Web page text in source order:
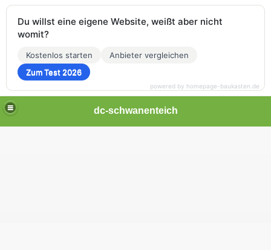
dc-schwanenteich
Du willst eine eigene Website, weißt aber nicht
womit?
Kostenlos starten
Anbieter vergleichen
Zum Test 2026
powered by homepage-baukasten.de